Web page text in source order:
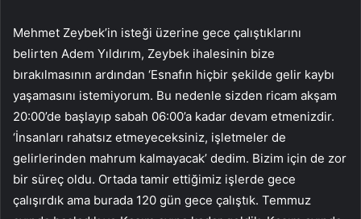
Mehmet Zeybek’in isteği üzerine gece çalıştıklarını
belirten Adem Yıldırım, Zeybek ihalesinin bize
bırakılmasının ardından ‘Esnafın hiçbir şekilde gelir kaybı
yaşamasını istemiyorum. Bu nedenle sizden ricam akşam
20:00’de başlayıp sabah 06:00’a kadar devam etmenizdir.
‘İnsanları rahatsız etmeyeceksiniz, işletmeler de
gelirlerinden mahrum kalmayacak’ dedim. Bizim için de zor
bir süreç oldu. Ortada tamir ettiğimiz işlerde gece
çalışırdık ama burada 120 gün gece çalıştık. Temmuz